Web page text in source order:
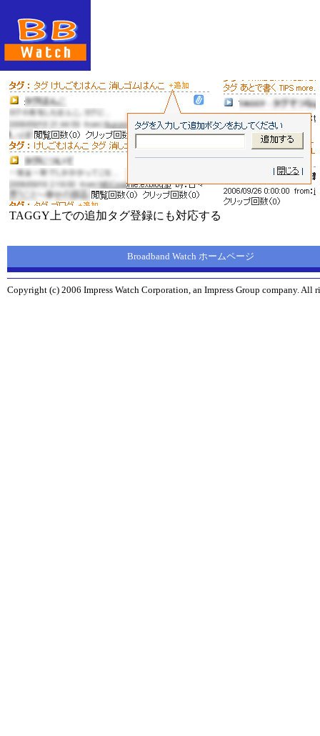
TAGGY上での追加タグ登録にも対応する
Broadband Watch ホームページ
Copyright (c) 2006 Impress Watch Corporation, an Impress Group company. All